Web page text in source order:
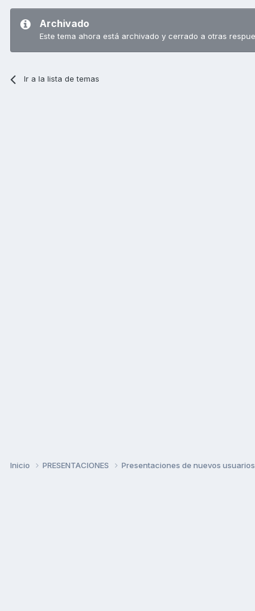
Archivado
Este tema ahora está archivado y cerrado a otras
Ir a la lista de temas
Inicio PRESENTACIONES Presentaciones de nuevos usuarios